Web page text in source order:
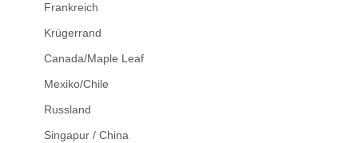
Frankreich
Krügerrand
Canada/Maple Leaf
Mexiko/Chile
Russland
Singapur / China